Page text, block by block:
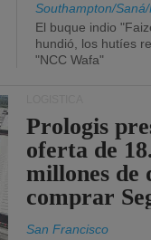
Southampton/
El buque indio
hundió, los hutíes
"NCC Wafa"
Prologis
oferta de
millones de
comprar
San Francisco